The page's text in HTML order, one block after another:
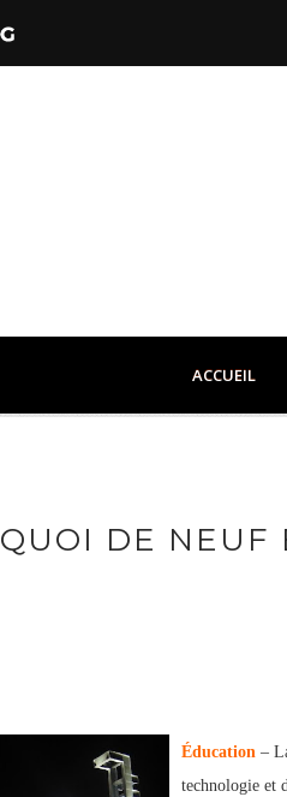
ACCUEIL
QUOI DE NEUF
Éducation –
technologie et